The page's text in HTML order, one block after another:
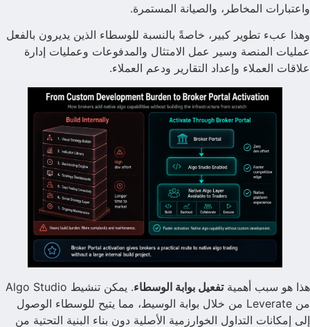
واعتبارات المخاطر، والصيانة المستمرة.
وهذا عبء تطوير كبير، خاصةً بالنسبة للوسطاء الذين يديرون بالفعل
عمليات المنصة وسير عمل الامتثال والمدفوعات وعمليات إدارة
علاقات العملاء وإعداد التقارير ودعم العملاء.
هذا هو سبب أهميةتفعيل بوابة الوسطاء
. يمكن تنشيط Algo Studio
من Leverate من خلال بوابة الوسيط، مما يتيح للوسطاء الوصول
إلى إمكانات التداول الخوارزمية الأصلية دون بناء البنية التحتية من